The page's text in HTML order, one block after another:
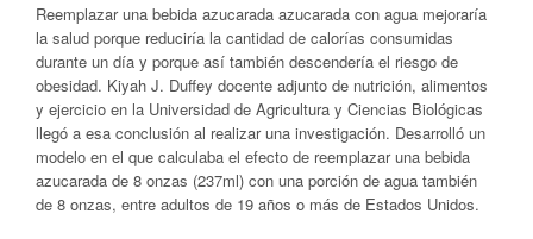
Reemplazar una bebida azucarada azucarada con agua mejoraría
la salud porque reduciría la cantidad de calorías consumidas
durante un día y porque así también descendería el riesgo de
obesidad. Kiyah J. Duffey docente adjunto de nutrición, alimentos
y ejercicio en la Universidad de Agricultura y Ciencias Biológicas
llegó a esa conclusión al realizar una investigación. Desarrolló un
modelo en el que calculaba el efecto de reemplazar una bebida
azucarada de 8 onzas (237ml) con una porción de agua también
de 8 onzas, entre adultos de 19 años o más de Estados Unidos.